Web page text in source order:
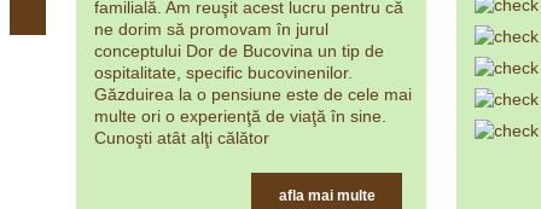
familială. Am reuşit acest lucru pentru că
ne dorim să promovam în jurul
conceptului Dor de Bucovina un tip de
ospitalitate, specific bucovinenilor.
Găzduirea la o pensiune este de cele mai
multe ori o experienţă de viaţă în sine.
Cunoşti atât alţi călător
afla mai multe